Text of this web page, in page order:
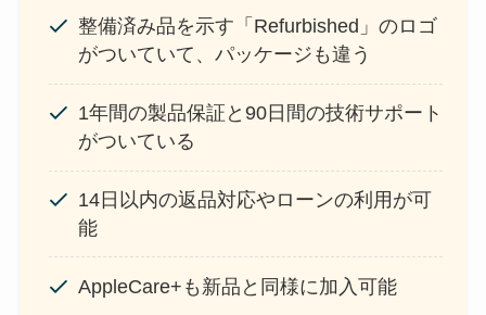
整備済み品を示す「Refurbished」のロゴ
がついていて、パッケージも違う
1年間の製品保証と90日間の技術サポート
がついている
14日以内の返品対応やローンの利用が可
能
AppleCare+も新品と同様に加入可能